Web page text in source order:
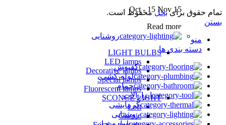
15 Oct - 15 Nov
Read more
روشنایی
LIGHT BULBS
LED lamps
Decorative lamps
Special lamps
Fluorescent lamps
SCONCE LIGHT
Loft
Classic
تمام حقوق برایبخلمحفوظ است.
بستن
منو
دسته بندی ها
کفپوش
لوله کشی
حمام
ابزارالات
گرمایشی
روشنایی